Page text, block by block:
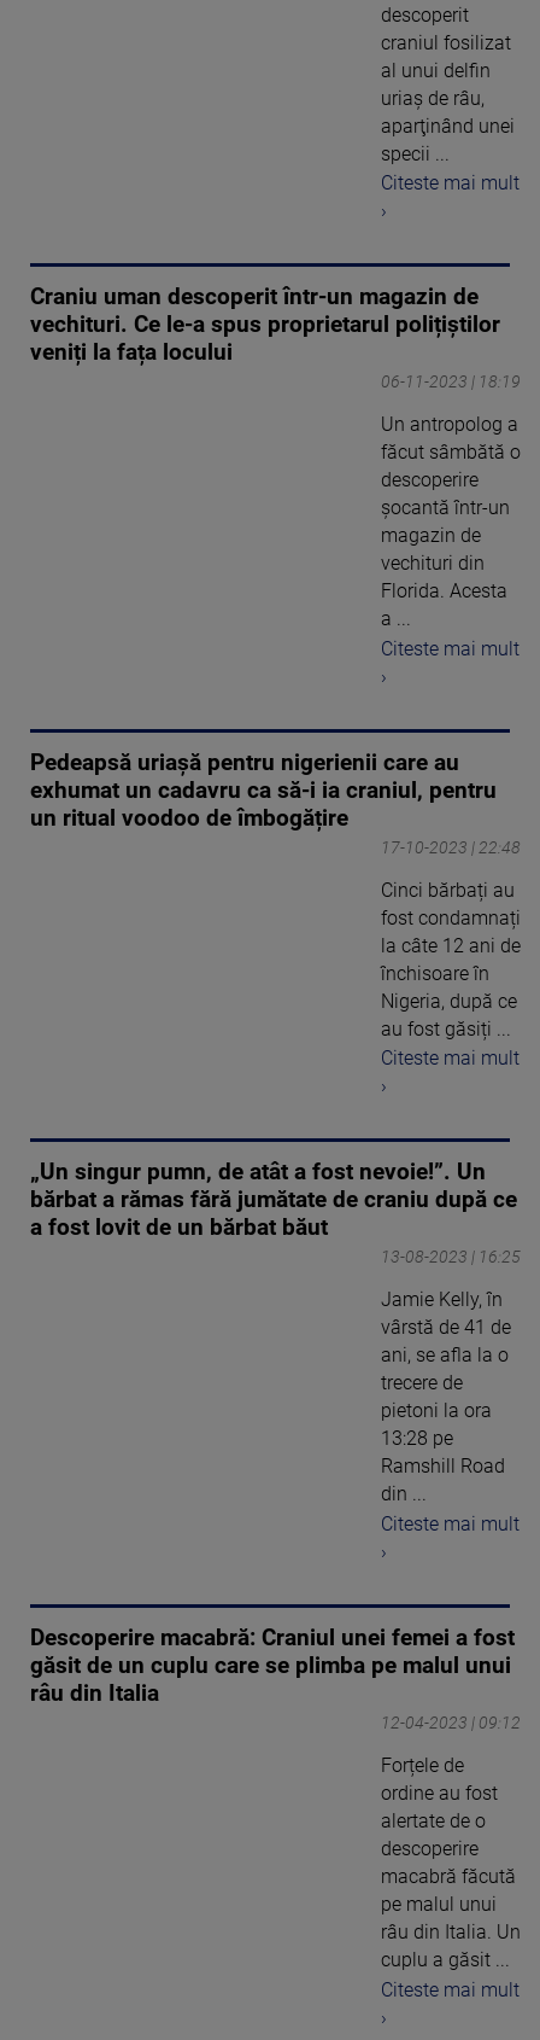
descoperit
craniul fosilizat
al unui delfin
uriaş de râu,
aparţinând unei
specii ...
Citeste mai mult
›
Craniu uman descoperit într-un magazin de
vechituri. Ce le-a spus proprietarul polițiștilor
veniți la fața locului
06-11-2023 | 18:19
Un antropolog a
făcut sâmbătă o
descoperire
șocantă într-un
magazin de
vechituri din
Florida. Acesta
a ...
Citeste mai mult
›
Pedeapsă uriașă pentru nigerienii care au
exhumat un cadavru ca să-i ia craniul, pentru
un ritual voodoo de îmbogățire
17-10-2023 | 22:48
Cinci bărbați au
fost condamnați
la câte 12 ani de
închisoare în
Nigeria, după ce
au fost găsiți ...
Citeste mai mult
›
„Un singur pumn, de atât a fost nevoie!”. Un
bărbat a rămas fără jumătate de craniu după ce
a fost lovit de un bărbat băut
13-08-2023 | 16:25
Jamie Kelly, în
vârstă de 41 de
ani, se afla la o
trecere de
pietoni la ora
13:28 pe
Ramshill Road
din ...
Citeste mai mult
›
Descoperire macabră: Craniul unei femei a fost
găsit de un cuplu care se plimba pe malul unui
râu din Italia
12-04-2023 | 09:12
Forțele de
ordine au fost
alertate de o
descoperire
macabră făcută
pe malul unui
râu din Italia. Un
cuplu a găsit ...
Citeste mai mult
›